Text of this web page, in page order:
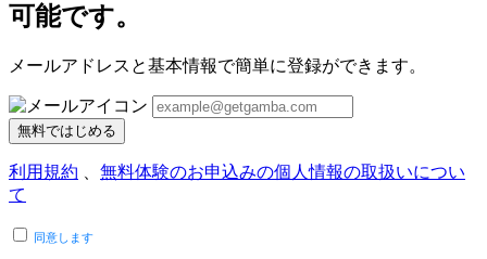
可能です。
メールアドレスと基本情報で簡単に登録ができます。
無料ではじめる
利用規約
無料体験のお申込みの個人情報の取扱いについ
て
同意します